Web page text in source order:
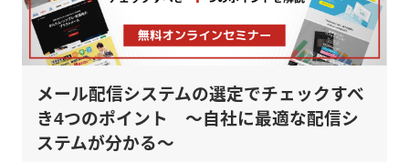
メール配信システムの選定でチェックすべ
き4つのポイント ～自社に最適な配信シ
ステムが分かる～